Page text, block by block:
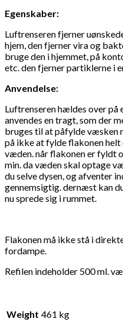
Egenskaber:
Luftrenseren fjerner
hjem, den fjerner vira og
bruge den i hjemmet, på
etc. den fjerner partiklerne i
Anvendelse:
Luftrenseren hældes over på
anvendes en tragt, som der
bruges til at påfylde
på ikke at fylde flakonen
væden. når flakonen er fyldt
min. da væden skal optage
du selve dysen, og afventer
gennemsigtig. dernæst kan
nu sprede sig i rummet.
Flakonen må ikke stå i
fordampe.
Refilen indeholder 500 ml.
Weight 461 kg